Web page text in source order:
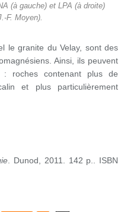
(à gauche) et LPA (à droite)
F. Moyen).
le granite du Velay, sont des
Ainsi, ils peuvent
: roches contenant plus de
et plus particulièrement
. Dunod, 2011. 142 p.. ISBN